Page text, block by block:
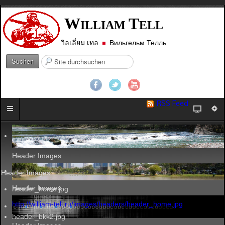
WILLIAM TELL
วิลเลี่ยม เทล Вильгельм Телль
Suchen
S
e
.
.
.
RSS Feed
Header Images
Header Images
Header Images
header_home.jpg
http://william-tell.ru/images/headers/header_home.jpg
header_bkk2.jpg